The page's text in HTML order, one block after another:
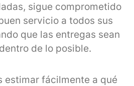
sigue comprometido
servicio a todos sus
que las entregas sean
de lo posible.
estimar fácilmente a qué